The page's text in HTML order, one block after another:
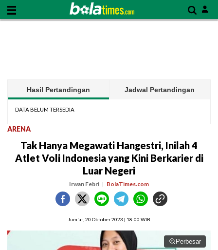
Hasil Pertandingan Jadwal Pertandingan
DATA BELUM TERSEDIA
ARENA
Tak Hanya Megawati Hangestri, Inilah 4
Atlet Voli Indonesia yang Kini Berkarier di
Luar Negeri
Irwan Febri BolaTimes.com
Jum'at, 20 Oktober 2023 | 18:00 WIB
Perbesar